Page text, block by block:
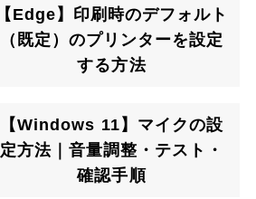
【Edge】印刷時のデフォルト
（既定）のプリンターを設定
する方法
【Windows 11】マイクの設
定方法｜音量調整・テスト・
確認手順